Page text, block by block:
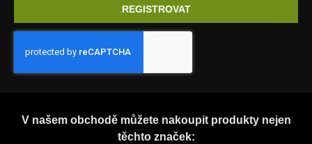
REGISTROVAT
V našem obchodě můžete nakoupit produkty nejen
těchto značek: